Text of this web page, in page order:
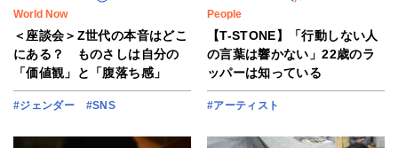
World Now
＜座談会＞Z世代の本音はどこ
にある？ ものさしは自分の
「価値観」と「腹落ち感」
#ジェンダー #SNS
People
【T-STONE】「行動しない人
の言葉は響かない」22歳のラ
ッパーは知っている
#アーティスト